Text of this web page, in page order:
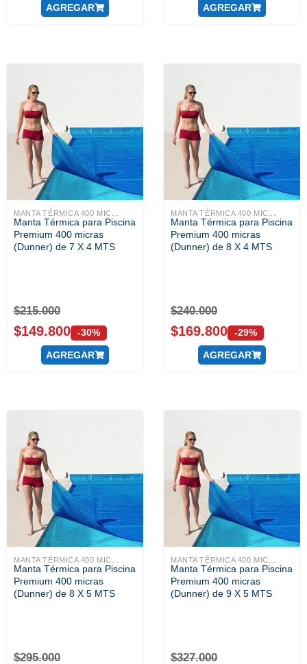
AGREGAR AGREGAR
MANTA TÉRMICA 400 MIC...
Manta Térmica para Piscina
Premium 400 micras
(Dunner) de 7 X 4 MTS
$215.000
$149.800 -30%
AGREGAR
MANTA TÉRMICA 400 MIC...
Manta Térmica para Piscina
Premium 400 micras
(Dunner) de 8 X 4 MTS
$240.000
$169.800 -29%
AGREGAR
MANTA TÉRMICA 400 MIC...
Manta Térmica para Piscina
Premium 400 micras
(Dunner) de 8 X 5 MTS
$295.000
MANTA TÉRMICA 400 MIC...
Manta Térmica para Piscina
Premium 400 micras
(Dunner) de 9 X 5 MTS
$327.000